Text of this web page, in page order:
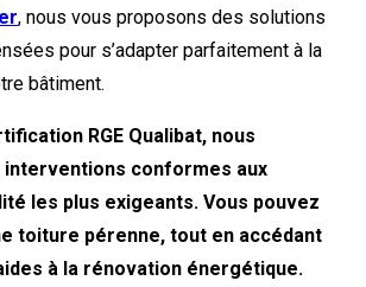
, nous vous proposons des solutions
pour s’adapter parfaitement à la
bâtiment.
RGE Qualibat, nous
conformes aux
les plus exigeants. Vous pouvez
toiture pérenne, tout en accédant
à la rénovation énergétique.